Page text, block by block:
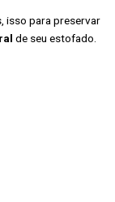
isso para preservar
de seu estofado.